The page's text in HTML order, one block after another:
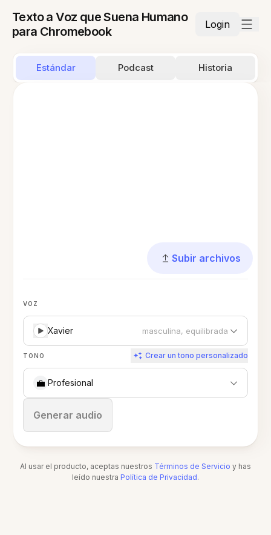
Texto a Voz que Suena Humano
para Chromebook
Login
Estándar Podcast Historia
Subir archivos
VOZ
Xavier masculina, equilibrada
TONO Crear un tono personalizado
💼 Profesional
Generar audio
Detener
Al usar el producto, aceptas nuestros Términos de Servicio y has
leído nuestra Política de Privacidad.